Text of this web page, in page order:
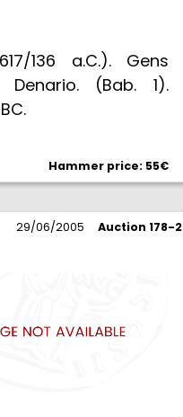
136 a.C.). Gens
Denario. (Bab. 1).
Hammer price: 55€
29/06/2005 Auction 178-2